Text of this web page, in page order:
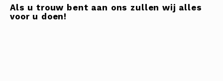
Als u trouw bent aan ons zullen wij alles
voor u doen!